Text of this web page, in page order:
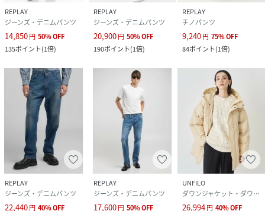
REPLAY
ジーンズ・デニムパンツ
14,850円 50%OFF
135ポイント(1倍)
REPLAY
ジーンズ・デニムパンツ
20,900円 50%OFF
190ポイント(1倍)
REPLAY
チノパンツ
9,240円 75%OFF
84ポイント(1倍)
REPLAY
ジーンズ・デニムパンツ
22,440円 40%OFF
REPLAY
ジーンズ・デニムパンツ
17,600円 50%OFF
UNFILO
ダウンジャケット・ダウンベスト
26,994円 40%OFF